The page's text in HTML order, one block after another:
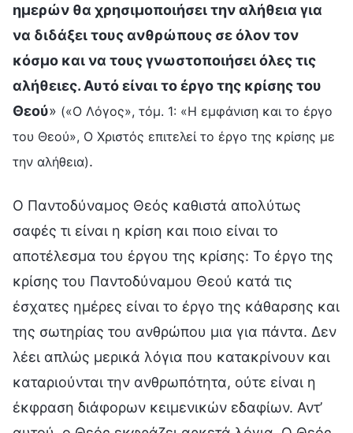
ημερών θα χρησιμοποιήσει την αλήθεια για
να διδάξει τους ανθρώπους σε όλον τον
κόσμο και να τους γνωστοποιήσει όλες τις
αλήθειες. Αυτό είναι το έργο της κρίσης του
Θεού» («Ο Λόγος», τόμ. 1: «Η εμφάνιση και το έργο
του Θεού», Ο Χριστός επιτελεί το έργο της κρίσης με
την αλήθεια).
Ο Παντοδύναμος Θεός καθιστά απολύτως
σαφές τι είναι η κρίση και ποιο είναι το
αποτέλεσμα του έργου της κρίσης: Το έργο της
κρίσης του Παντοδύναμου Θεού κατά τις
έσχατες ημέρες είναι το έργο της κάθαρσης και
της σωτηρίας του ανθρώπου μια για πάντα. Δεν
λέει απλώς μερικά λόγια που κατακρίνουν και
καταριούνται την ανθρωπότητα, ούτε είναι η
έκφραση διάφορων κειμενικών εδαφίων. Αντ’